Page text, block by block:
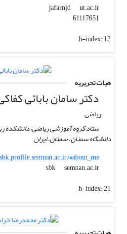
jafarnjd
ut.ac.ir
h-index:12
هیات تحریریه
دکتر سامان بابائی
ریاضی
ستاد گروه آموزشی ریاضی، دانشکده
دانشگاه سمنان، سمنان، ایران
sbk.profile.semnan.ac.ir/#about_me
sbk
semnan.ac.ir
h-index:21